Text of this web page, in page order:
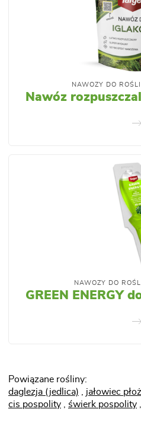
NAWOZY DO
Nawóz
NAWOZY DO
GREEN ENERGY
Powiązane rośliny:
daglezja (jedlica)
jałowiec
cis pospolity
świerk pospolity